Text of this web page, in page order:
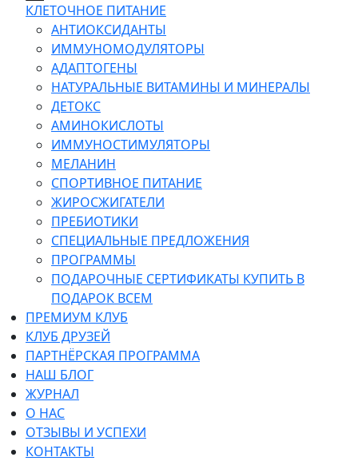
КЛЕТОЧНОЕ ПИТАНИЕ
АНТИОКСИДАНТЫ
ИММУНОМОДУЛЯТОРЫ
АДАПТОГЕНЫ
НАТУРАЛЬНЫЕ ВИТАМИНЫ И МИНЕРАЛЫ
ДЕТОКС
АМИНОКИСЛОТЫ
ИММУНОСТИМУЛЯТОРЫ
МЕЛАНИН
СПОРТИВНОЕ ПИТАНИЕ
ЖИРОСЖИГАТЕЛИ
ПРЕБИОТИКИ
СПЕЦИАЛЬНЫЕ ПРЕДЛОЖЕНИЯ
ПРОГРАММЫ
ПОДАРОЧНЫЕ СЕРТИФИКАТЫ КУПИТЬ В
ПОДАРОК ВСЕМ
ПРЕМИУМ КЛУБ
КЛУБ ДРУЗЕЙ
ПАРТНЁРСКАЯ ПРОГРАММА
НАШ БЛОГ
ЖУРНАЛ
О НАС
ОТЗЫВЫ И УСПЕХИ
КОНТАКТЫ